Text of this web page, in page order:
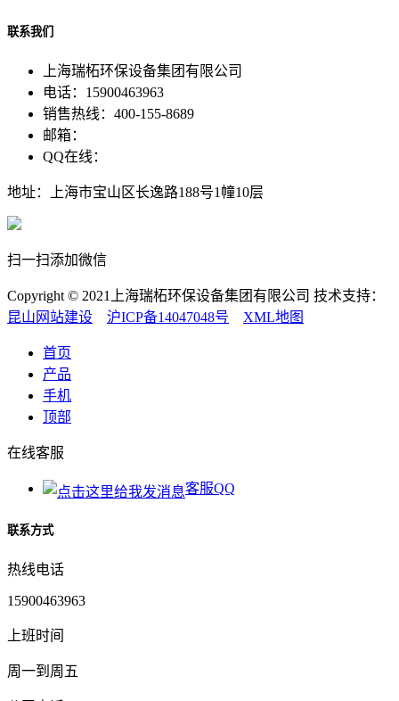
联系我们
上海瑞柘环保设备集团有限公司
电话：15900463963
销售热线：400-155-8689
邮箱：
QQ在线：
地址：上海市宝山区长逸路188号1幢10层
扫一扫添加微信
Copyright © 2021上海瑞柘环保设备集团有限公司 技术支持：
昆山网站建设
沪ICP备14047048号 XML地图
首页
产品
手机
顶部
在线客服
客服QQ
联系方式
热线电话
15900463963
上班时间
周一到周五